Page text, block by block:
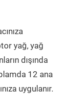
yağ, yağ
dışında
12 ana
uygulanır.